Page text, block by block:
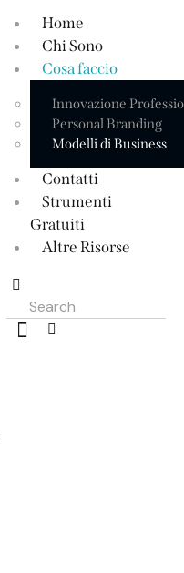
Home
Chi Sono
Cosa faccio
Innovazione
Personal Branding
Modelli di Business
Contatti
Strumenti
Gratuiti
Altre Risorse